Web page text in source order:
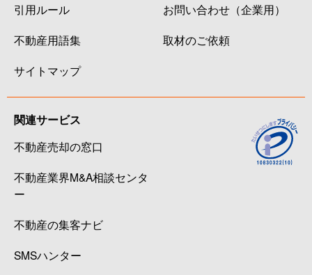
引用ルール
不動産用語集
サイトマップ
お問い合わせ（企業用）
取材のご依頼
関連サービス
不動産売却の窓口
不動産業界M&A相談センタ
ー
不動産の集客ナビ
SMSハンター